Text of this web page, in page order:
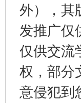
外），其
发推广仅
仅供交流
权，部分
意侵犯到
东山县通报“牛